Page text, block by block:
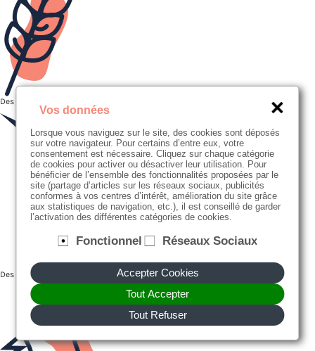
Des farines bios ou en filière "Nouvell Agriculture", moulues localement
Des recettes faites maison, avec des produits frais et de saison
Vos données
Lorsque vous naviguez sur le site, des cookies sont déposés
sur votre navigateur. Pour certains d’entre eux, votre
consentement est nécessaire. Cliquez sur chaque catégorie
de cookies pour activer ou désactiver leur utilisation. Pour
bénéficier de l’ensemble des fonctionnalités proposées par le
site (partage d’articles sur les réseaux sociaux, publicités
conformes à vos centres d’intérêt, amélioration du site grâce
aux statistiques de navigation, etc.), il est conseillé de garder
l’activation des différentes catégories de cookies.
Fonctionnel Réseaux Sociaux
Accepter Cookies
Tout Accepter
Tout Refuser